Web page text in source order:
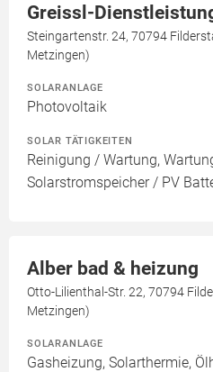
Greissl-
Steingartenstr. 24, 70794
Metzingen)
SOLARANLAGE
Photovoltaik
SOLAR TÄTIGKEITEN
Reinigung / Wartung,
Solarstromspeicher / PV
Alber bad & heizung
Otto-Lilienthal-Str. 22, 70794
Metzingen)
SOLARANLAGE
Gasheizung, Solarthermie,